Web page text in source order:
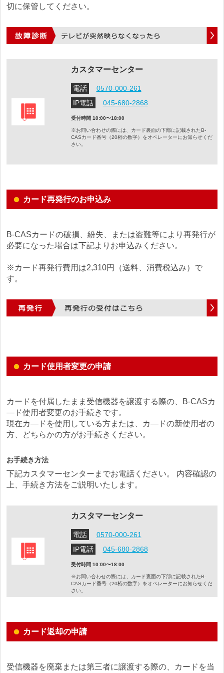
切に保管してください。
カスタマーセンター
電話
0570-000-261
IP電話
045-680-2868
受付時間 10:00〜18:00
※お問い合わせの際には、カード裏面の下部に記載されたB-
CASカード番号（20桁の数字）をオペレーターにお知らせくだ
さい。
カード再発行のお申込み
B-CASカードの破損、紛失、または盗難等により再発行が
必要になった場合は下記よりお申込みください。
※カード再発行費用は2,310円（送料、消費税込み）で
す。
カード使用者変更の申請
カードを付属したまま受信機器を譲渡する際の、B-CASカ
―ド使用者変更のお手続きです。
現在カ―ドを使用している方または、カ―ドの新使用者の
方、どちらかの方がお手続きください。
お手続き方法
下記カスタマーセンターまでお電話ください。 内容確認の
上、手続き方法をご説明いたします。
カスタマーセンター
電話
0570-000-261
IP電話
045-680-2868
受付時間 10:00〜18:00
※お問い合わせの際には、カード裏面の下部に記載されたB-
CASカード番号（20桁の数字）をオペレーターにお知らせくだ
さい。
カード返却の申請
受信機器を廃棄または第三者に譲渡する際の、カードを当